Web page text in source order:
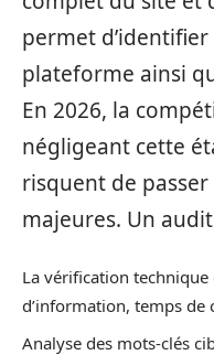
permet d’identifier
plateforme ainsi
En 2026, la
négligeant cette
risquent de
majeures. Un
La vérification
d’information, temps de
Analyse des mots-clés